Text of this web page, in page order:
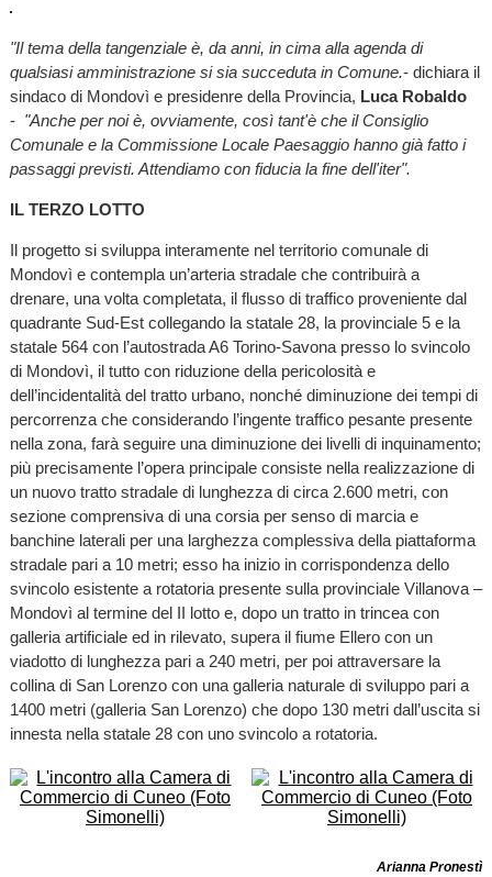
"Il tema della tangenziale è, da anni, in cima alla agenda di
qualsiasi amministrazione si sia succeduta in Comune.- dichiara il
sindaco di Mondovì e presidenre della Provincia, Luca Robaldo
- "Anche per noi è, ovviamente, così tant'è che il Consiglio
Comunale e la Commissione Locale Paesaggio hanno già fatto i
passaggi previsti. Attendiamo con fiducia la fine dell'iter".
IL TERZO LOTTO
Il progetto si sviluppa interamente nel territorio comunale di
Mondovì e contempla un’arteria stradale che contribuirà a
drenare, una volta completata, il flusso di traffico proveniente dal
quadrante Sud-Est collegando la statale 28, la provinciale 5 e la
statale 564 con l’autostrada A6 Torino-Savona presso lo svincolo
di Mondovì, il tutto con riduzione della pericolosità e
dell’incidentalità del tratto urbano, nonché diminuzione dei tempi di
percorrenza che considerando l’ingente traffico pesante presente
nella zona, farà seguire una diminuzione dei livelli di inquinamento;
più precisamente l’opera principale consiste nella realizzazione di
un nuovo tratto stradale di lunghezza di circa 2.600 metri, con
sezione comprensiva di una corsia per senso di marcia e
banchine laterali per una larghezza complessiva della piattaforma
stradale pari a 10 metri; esso ha inizio in corrispondenza dello
svincolo esistente a rotatoria presente sulla provinciale Villanova –
Mondovì al termine del II lotto e, dopo un tratto in trincea con
galleria artificiale ed in rilevato, supera il fiume Ellero con un
viadotto di lunghezza pari a 240 metri, per poi attraversare la
collina di San Lorenzo con una galleria naturale di sviluppo pari a
1400 metri (galleria San Lorenzo) che dopo 130 metri dall’uscita si
innesta nella statale 28 con uno svincolo a rotatoria.
Arianna Pronestì